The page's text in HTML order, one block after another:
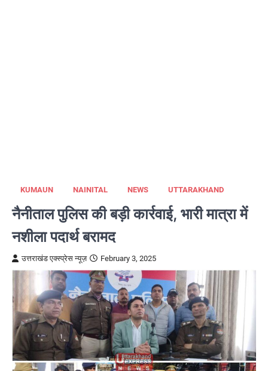
KUMAUN NAINITAL NEWS UTTARAKHAND
नैनीताल पुलिस की बड़ी कार्रवाई, भारी मात्रा में
नशीला पदार्थ बरामद
उत्तराखंड एक्स्प्रेस न्यूज़ February 3, 2025